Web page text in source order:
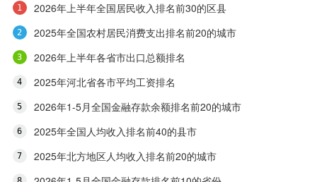
2026年上半年全国居民收入排名前30的区县
2025年全国农村居民消费支出排名前20的城市
2026年上半年各省市出口总额排名
2025年河北省各市平均工资排名
2026年1-5月全国金融存款余额排名前20的城市
2025年全国人均收入排名前40的县市
2025年北方地区人均收入排名前20的城市